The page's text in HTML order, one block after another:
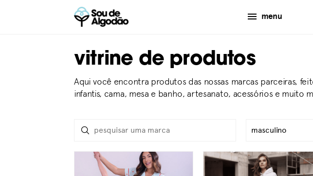
menu
vitrine de produtos
Aqui você encontra produtos das nossas marcas parceiras,
infantis, cama, mesa e banho, artesanato, acessórios e muito